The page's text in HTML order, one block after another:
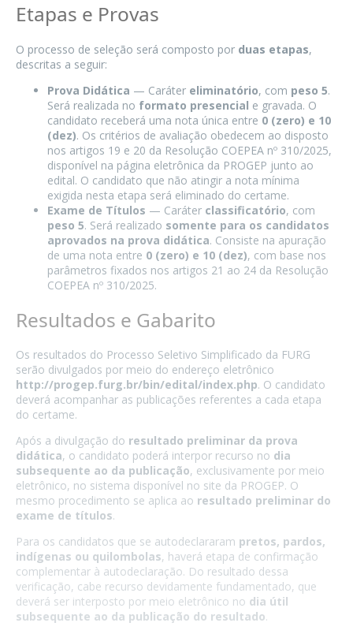
Etapas e Provas
O processo de seleção será composto por duas etapas,
descritas a seguir:
Prova Didática — Caráter eliminatório, com peso 5.
Será realizada no formato presencial e gravada. O
candidato receberá uma nota única entre 0 (zero) e 10
(dez). Os critérios de avaliação obedecem ao disposto
nos artigos 19 e 20 da Resolução COEPEA nº 310/2025,
disponível na página eletrônica da PROGEP junto ao
edital. O candidato que não atingir a nota mínima
exigida nesta etapa será eliminado do certame.
Exame de Títulos — Caráter classificatório, com
peso 5. Será realizado somente para os candidatos
aprovados na prova didática. Consiste na apuração
de uma nota entre 0 (zero) e 10 (dez), com base nos
parâmetros fixados nos artigos 21 ao 24 da Resolução
COEPEA nº 310/2025.
Resultados e Gabarito
Os resultados do Processo Seletivo Simplificado da FURG
serão divulgados por meio do endereço eletrônico
http://progep.furg.br/bin/edital/index.php. O candidato
deverá acompanhar as publicações referentes a cada etapa
do certame.
Após a divulgação do resultado preliminar da prova
didática, o candidato poderá interpor recurso no dia
subsequente ao da publicação, exclusivamente por meio
eletrônico, no sistema disponível no site da PROGEP. O
mesmo procedimento se aplica ao resultado preliminar do
exame de títulos.
Para os candidatos que se autodeclararam pretos, pardos,
indígenas ou quilombolas, haverá etapa de confirmação
complementar à autodeclaração. Do resultado dessa
verificação, cabe recurso devidamente fundamentado, que
deverá ser interposto por meio eletrônico no dia útil
subsequente ao da publicação do resultado.